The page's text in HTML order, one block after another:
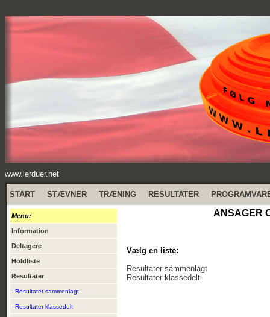
www.lerduer.net
START STÆVNER TRÆNING RESULTATER
Menu:
Information
Deltagere
Holdliste
Resultater
- Resultater sammenlagt
- Resultater klassedelt
ANSAGER
Vælg en liste:
Resultater sammenlagt
Resultater klassedelt